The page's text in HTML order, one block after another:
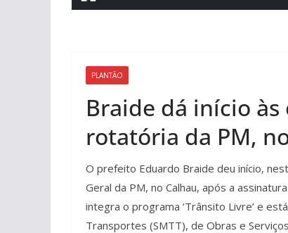
PLANTÃO
Braide dá início às
rotatória da PM,
O prefeito Eduardo Braide deu início,
Geral da PM, no Calhau, após a
integra o programa ‘Trânsito Livre’ e
Transportes (SMTT), de Obras e